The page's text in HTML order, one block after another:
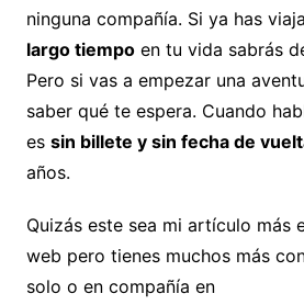
ninguna compañía. Si ya has
largo tiempoen tu vida sabrás
Pero si vas a empezar una
saber qué te espera. Cuando
es sin billete y sin fecha de
años.
Quizás este sea mi artículo más
web pero tienes muchos más
solo o en compañía en